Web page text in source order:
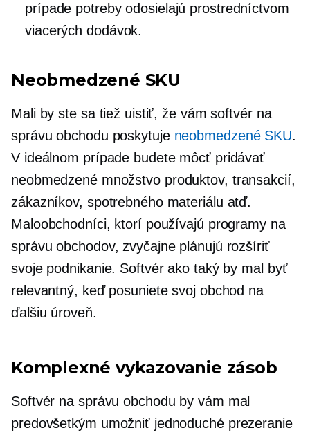
prípade potreby odosielajú prostredníctvom
viacerých dodávok.
Neobmedzené SKU
Mali by ste sa tiež uistiť, že vám softvér na
správu obchodu poskytuje neobmedzené SKU.
V ideálnom prípade budete môcť pridávať
neobmedzené množstvo produktov, transakcií,
zákazníkov, spotrebného materiálu atď.
Maloobchodníci, ktorí používajú programy na
správu obchodov, zvyčajne plánujú rozšíriť
svoje podnikanie. Softvér ako taký by mal byť
relevantný, keď posuniete svoj obchod na
ďalšiu úroveň.
Komplexné vykazovanie zásob
Softvér na správu obchodu by vám mal
predovšetkým umožniť jednoduché prezeranie